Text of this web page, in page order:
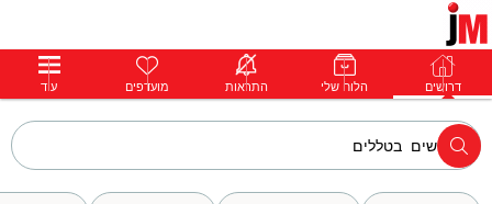
דרושים פרופילים הודעות פרימיום דרושים הלוח שלי התראות מועדפים עוד